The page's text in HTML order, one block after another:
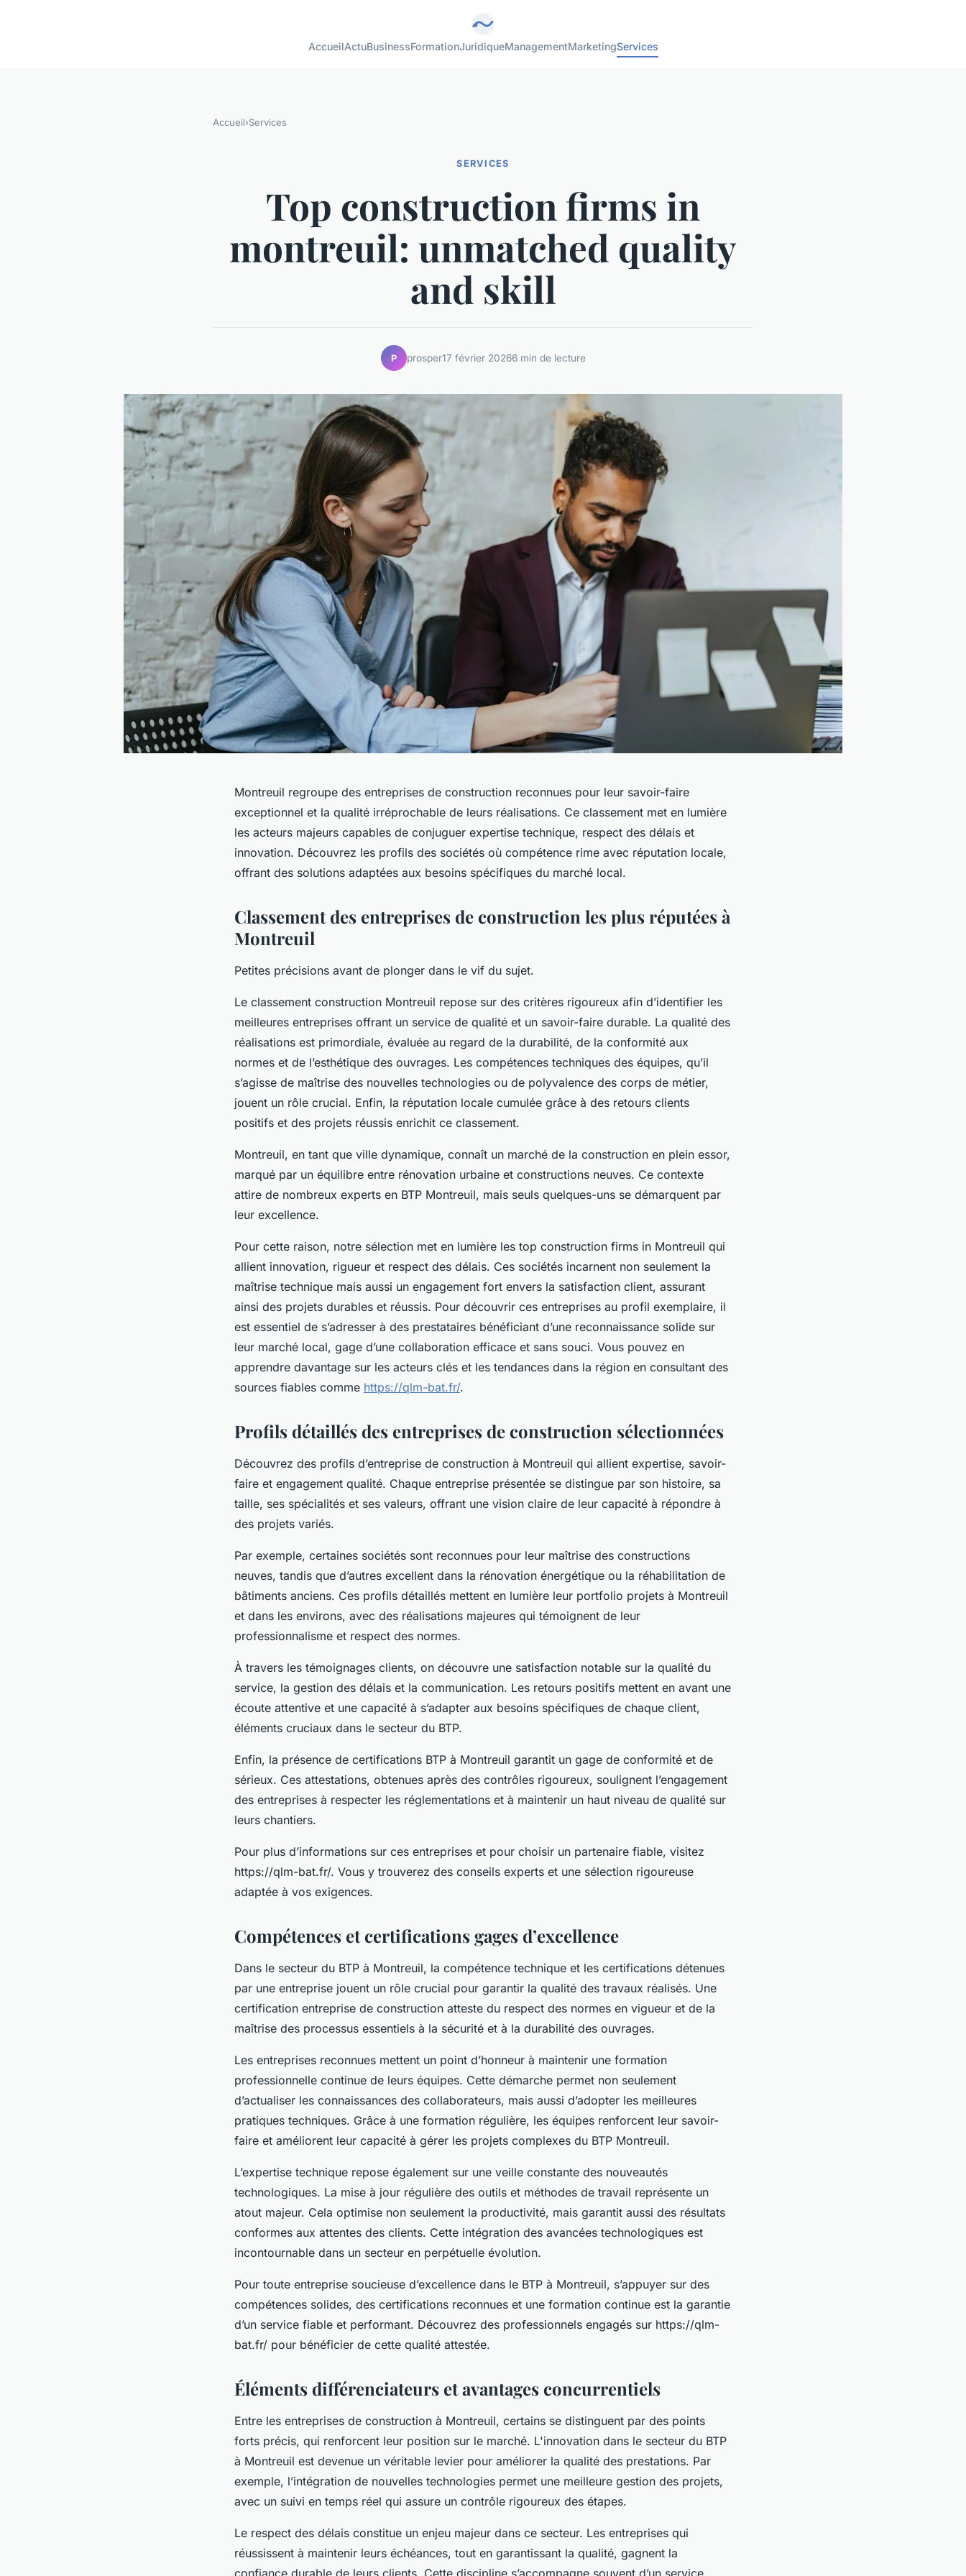
AccueilActuBusinessFormationJuridiqueManagementMarketingServices
Accueil›Services
SERVICES
Top construction firms in
montreuil: unmatched quality
and skill
P prosper17 février 20266 min de lecture
Montreuil regroupe des entreprises de construction reconnues pour leur savoir-faire
exceptionnel et la qualité irréprochable de leurs réalisations. Ce classement met en lumière
les acteurs majeurs capables de conjuguer expertise technique, respect des délais et
innovation. Découvrez les profils des sociétés où compétence rime avec réputation locale,
offrant des solutions adaptées aux besoins spécifiques du marché local.
Classement des entreprises de construction les plus réputées à
Montreuil
Petites précisions avant de plonger dans le vif du sujet.
Le classement construction Montreuil repose sur des critères rigoureux afin d’identifier les
meilleures entreprises offrant un service de qualité et un savoir-faire durable. La qualité des
réalisations est primordiale, évaluée au regard de la durabilité, de la conformité aux
normes et de l’esthétique des ouvrages. Les compétences techniques des équipes, qu’il
s’agisse de maîtrise des nouvelles technologies ou de polyvalence des corps de métier,
jouent un rôle crucial. Enfin, la réputation locale cumulée grâce à des retours clients
positifs et des projets réussis enrichit ce classement.
Montreuil, en tant que ville dynamique, connaît un marché de la construction en plein essor,
marqué par un équilibre entre rénovation urbaine et constructions neuves. Ce contexte
attire de nombreux experts en BTP Montreuil, mais seuls quelques-uns se démarquent par
leur excellence.
Pour cette raison, notre sélection met en lumière les top construction firms in Montreuil qui
allient innovation, rigueur et respect des délais. Ces sociétés incarnent non seulement la
maîtrise technique mais aussi un engagement fort envers la satisfaction client, assurant
ainsi des projets durables et réussis. Pour découvrir ces entreprises au profil exemplaire, il
est essentiel de s’adresser à des prestataires bénéficiant d’une reconnaissance solide sur
leur marché local, gage d’une collaboration efficace et sans souci. Vous pouvez en
apprendre davantage sur les acteurs clés et les tendances dans la région en consultant des
sources fiables comme https://qlm-bat.fr/.
Profils détaillés des entreprises de construction sélectionnées
Découvrez des profils d’entreprise de construction à Montreuil qui allient expertise, savoir-
faire et engagement qualité. Chaque entreprise présentée se distingue par son histoire, sa
taille, ses spécialités et ses valeurs, offrant une vision claire de leur capacité à répondre à
des projets variés.
Par exemple, certaines sociétés sont reconnues pour leur maîtrise des constructions
neuves, tandis que d’autres excellent dans la rénovation énergétique ou la réhabilitation de
bâtiments anciens. Ces profils détaillés mettent en lumière leur portfolio projets à Montreuil
et dans les environs, avec des réalisations majeures qui témoignent de leur
professionnalisme et respect des normes.
À travers les témoignages clients, on découvre une satisfaction notable sur la qualité du
service, la gestion des délais et la communication. Les retours positifs mettent en avant une
écoute attentive et une capacité à s’adapter aux besoins spécifiques de chaque client,
éléments cruciaux dans le secteur du BTP.
Enfin, la présence de certifications BTP à Montreuil garantit un gage de conformité et de
sérieux. Ces attestations, obtenues après des contrôles rigoureux, soulignent l’engagement
des entreprises à respecter les réglementations et à maintenir un haut niveau de qualité sur
leurs chantiers.
Pour plus d’informations sur ces entreprises et pour choisir un partenaire fiable, visitez
https://qlm-bat.fr/. Vous y trouverez des conseils experts et une sélection rigoureuse
adaptée à vos exigences.
Compétences et certifications gages d’excellence
Dans le secteur du BTP à Montreuil, la compétence technique et les certifications détenues
par une entreprise jouent un rôle crucial pour garantir la qualité des travaux réalisés. Une
certification entreprise de construction atteste du respect des normes en vigueur et de la
maîtrise des processus essentiels à la sécurité et à la durabilité des ouvrages.
Les entreprises reconnues mettent un point d’honneur à maintenir une formation
professionnelle continue de leurs équipes. Cette démarche permet non seulement
d’actualiser les connaissances des collaborateurs, mais aussi d’adopter les meilleures
pratiques techniques. Grâce à une formation régulière, les équipes renforcent leur savoir-
faire et améliorent leur capacité à gérer les projets complexes du BTP Montreuil.
L’expertise technique repose également sur une veille constante des nouveautés
technologiques. La mise à jour régulière des outils et méthodes de travail représente un
atout majeur. Cela optimise non seulement la productivité, mais garantit aussi des résultats
conformes aux attentes des clients. Cette intégration des avancées technologiques est
incontournable dans un secteur en perpétuelle évolution.
Pour toute entreprise soucieuse d’excellence dans le BTP à Montreuil, s’appuyer sur des
compétences solides, des certifications reconnues et une formation continue est la garantie
d’un service fiable et performant. Découvrez des professionnels engagés sur https://qlm-
bat.fr/ pour bénéficier de cette qualité attestée.
Éléments différenciateurs et avantages concurrentiels
Entre les entreprises de construction à Montreuil, certains se distinguent par des points
forts précis, qui renforcent leur position sur le marché. L'innovation dans le secteur du BTP
à Montreuil est devenue un véritable levier pour améliorer la qualité des prestations. Par
exemple, l’intégration de nouvelles technologies permet une meilleure gestion des projets,
avec un suivi en temps réel qui assure un contrôle rigoureux des étapes.
Le respect des délais constitue un enjeu majeur dans ce secteur. Les entreprises qui
réussissent à maintenir leurs échéances, tout en garantissant la qualité, gagnent la